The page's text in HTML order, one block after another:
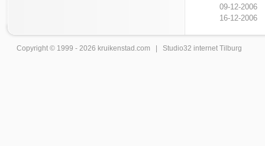
09-12-2006
16-12-2006
Copyright © 1999 - 2026 kruikenstad .com | Studio32 internet Tilburg